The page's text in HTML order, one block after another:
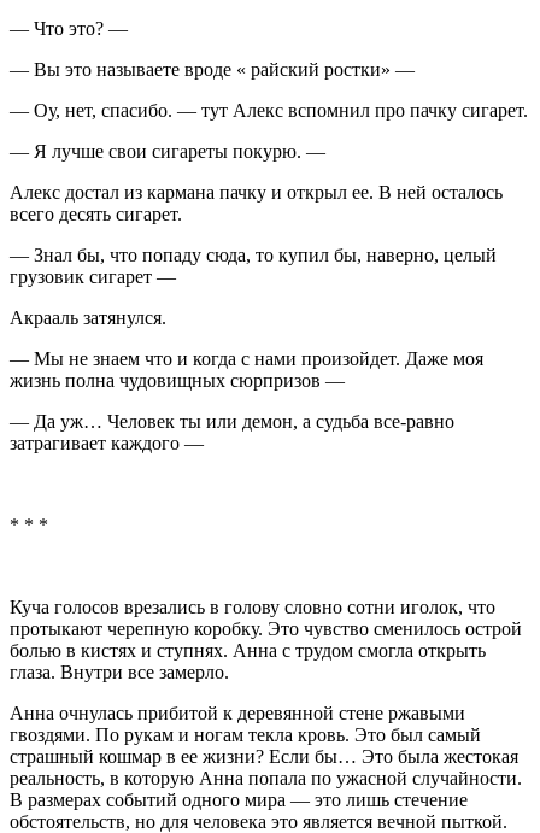
— Что это? —
— Вы это называете вроде « райский ростки» —
— Оу, нет, спасибо. — тут Алекс вспомнил про пачку сигарет.
— Я лучше свои сигареты покурю. —
Алекс достал из кармана пачку и открыл ее. В ней осталось
всего десять сигарет.
— Знал бы, что попаду сюда, то купил бы, наверно, целый
грузовик сигарет —
Акрааль затянулся.
— Мы не знаем что и когда с нами произойдет. Даже моя
жизнь полна чудовищных сюрпризов —
— Да уж… Человек ты или демон, а судьба все-равно
затрагивает каждого —
* * *
Куча голосов врезались в голову словно сотни иголок, что
протыкают черепную коробку. Это чувство сменилось острой
болью в кистях и ступнях. Анна с трудом смогла открыть
глаза. Внутри все замерло.
Анна очнулась прибитой к деревянной стене ржавыми
гвоздями. По рукам и ногам текла кровь. Это был самый
страшный кошмар в ее жизни? Если бы… Это была жестокая
реальность, в которую Анна попала по ужасной случайности.
В размерах событий одного мира — это лишь стечение
обстоятельств, но для человека это является вечной пыткой.